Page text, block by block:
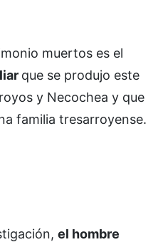
muertos es el
que se produjo este
y Necochea y que
familia tresarroyense.
el hombre